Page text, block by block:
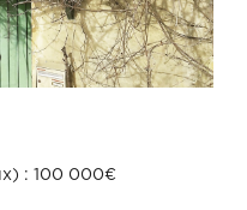
: 100 000€